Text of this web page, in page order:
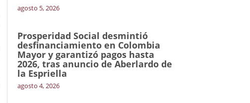
agosto 5, 2026
Prosperidad Social desmintió
desfinanciamiento en Colombia
Mayor y garantizó pagos hasta
2026, tras anuncio de Aberlardo de
la Espriella
agosto 4, 2026